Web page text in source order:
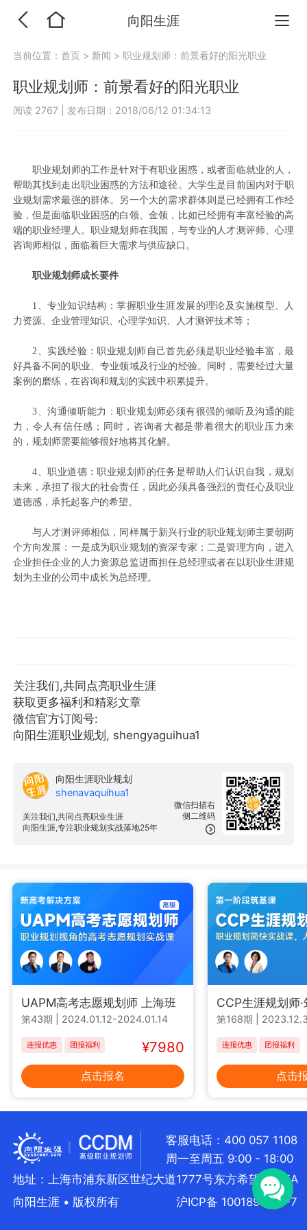
向阳生涯
当前位置：首页 > 新闻 >职业规划师：前景看好的阳光职业
职业规划师：前景看好的阳光职业
阅读 2767 发布日期：2018/06/12 01:34:13
职业规划师的工作是针对于有职业困惑，或者面临就业的人，
帮助其找到走出职业困惑的方法和途径。大学生是目前国内对于职
业规划需求最强的群体。另一个大的需求群体则是已经拥有工作经
验，但是面临职业困惑的白领、金领，比如已经拥有丰富经验的高
端的职业经理人。职业规划师在我国，与专业的人才测评师、心理
咨询师相似，面临着巨大需求与供应缺口。
职业规划师成长要件
1、专业知识结构：掌握职业生涯发展的理论及实施模型、人
力资源、企业管理知识、心理学知识、人才测评技术等；
2、实践经验：职业规划师自己首先必须是职业经验丰富，最
好具备不同的职业、专业领域及行业的经验。同时，需要经过大量
案例的磨练，在咨询和规划的实践中积累提升。
3、沟通倾听能力：职业规划师必须有很强的倾听及沟通的能
力，令人有信任感；同时，咨询者大都是带着很大的职业压力来
的，规划师需要能够很好地将其化解。
4、职业道德：职业规划师的任务是帮助人们认识自我，规划
未来，承担了很大的社会责任，因此必须具备强烈的责任心及职业
道德感，承托起客户的希望。
与人才测评师相似，同样属于新兴行业的职业规划师主要朝两
个方向发展：一是成为职业规划的资深专家；二是管理方向，进入
企业担任企业的人力资源总监进而担任总经理或者在以职业生涯规
划为主业的公司中成长为总经理。
关注我们,共同点亮职业生涯
获取更多福利和精彩文章
微信官方订阅号:
向阳生涯职业规划, shengyaguihua1
微信扫描右
侧二维码
向阳生涯职业规划
shenavaquihua1
关注我们,共同点亮职业生涯
向阳生涯,专注职业规划实战落地25年
UAPM高考志愿规划师 上海班
第43期 2024.01.12-2024.01.14
连报优惠 团报福利 ¥7980
点击报名
CCP生涯规划师
第168期
连报优惠 团报福利
点击
客服电话：400 057 1108
周一至周五 9:00 - 18:00
地址：上海市浦东新区世纪大道1777号东方希望大厦5A
向阳生涯 • 版权所有
沪ICP备 10018957号-7